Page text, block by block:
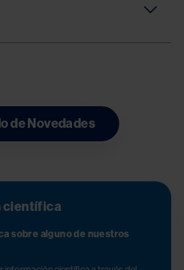
de Novedades
científica
sobre alguno de nuestros